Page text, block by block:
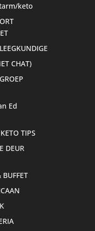
keto
CHAT)
Ed
TIPS
DEUR